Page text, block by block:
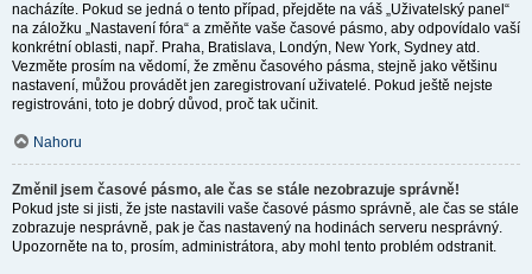
nacházíte. Pokud se jedná o tento případ, přejděte na váš „Uživatelský panel“
na záložku „Nastavení fóra“ a změňte vaše časové pásmo, aby odpovídalo vaší
konkrétní oblasti, např. Praha, Bratislava, Londýn, New York, Sydney atd.
Vezměte prosím na vědomí, že změnu časového pásma, stejně jako většinu
nastavení, můžou provádět jen zaregistrovaní uživatelé. Pokud ještě nejste
registrováni, toto je dobrý důvod, proč tak učinit.
Nahoru
Změnil jsem časové pásmo, ale čas se stále nezobrazuje správně!
Pokud jste si jisti, že jste nastavili vaše časové pásmo správně, ale čas se stále
zobrazuje nesprávně, pak je čas nastavený na hodinách serveru nesprávný.
Upozorněte na to, prosím, administrátora, aby mohl tento problém odstranit.